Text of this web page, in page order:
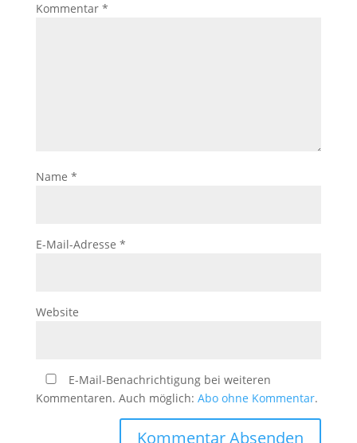
Kommentar *
Name *
E-Mail-Adresse *
Website
E-Mail-Benachrichtigung bei weiteren
Kommentaren. Auch möglich: Abo ohne Kommentar.